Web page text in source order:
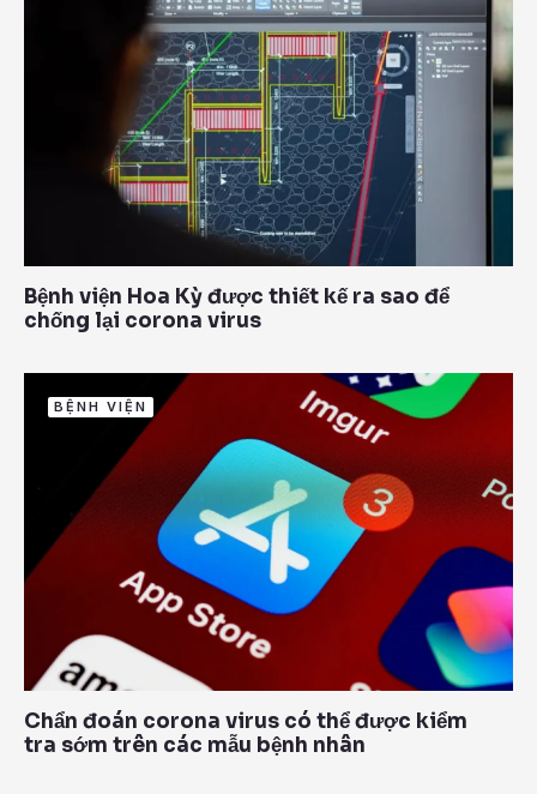
Bệnh viện Hoa Kỳ được thiết kế ra sao để
chống lại corona virus
BỆNH VIỆN
Chẩn đoán corona virus có thể được kiểm
tra sớm trên các mẫu bệnh nhân